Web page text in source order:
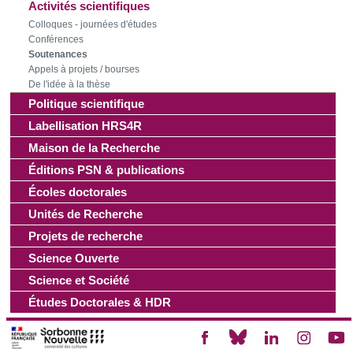
les cookies.
Les cookies nous permettent de personnaliser le contenu
et les annonces, d'offrir des fonctionnalités relatives aux
médias sociaux et d'analyser notre trafic. Nous
partageons également des informations sur l'utilisation de
notre site avec nos partenaires de médias sociaux, de
publicité et d'analyse, qui peuvent combiner celles-ci avec
d'autres informations que vous leur avez fournies ou qu'ils
ont collectées lors de votre utilisation de leurs services.
Activités scientifiques
Colloques - journées d'études
Conférences
Soutenances
Appels à projets / bourses
De l'idée à la thèse
Politique scientifique
Labellisation HRS4R
Maison de la Recherche
Éditions PSN & publications
Écoles doctorales
Unités de Recherche
Projets de recherche
Science Ouverte
Science et Société
Études Doctorales & HDR